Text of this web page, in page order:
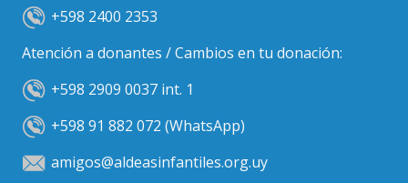
+598 2400 2353
Atención a donantes / Cambios en tu donación:
+598 2909 0037 int. 1
+598 91 882 072 (WhatsApp)
amigos@aldeasinfantiles.org.uy